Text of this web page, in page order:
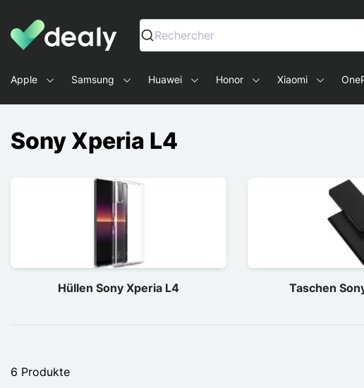
Dealy - Hüllen und Zubehör für Smartphones und Tablets
Rechercher
Apple Samsung Huawei Honor Xiaomi
Sony Xperia L4
Hüllen Sony Xperia L4 Taschen
6 Produkte